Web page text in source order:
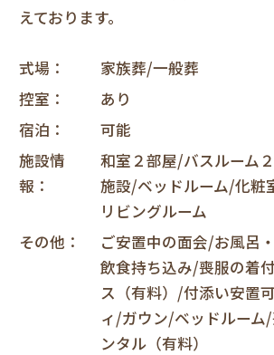
えております。
式場
家族葬/一般葬
控室
あり
宿泊
可能
施設情
報
和室２部屋/バスルーム
施設/ベッドルーム/化粧
リビングルーム
その他
ご安置中の面会/お風呂
飲食持ち込み/喪服の着
ス（有料）/付添い安置
ィ/ガウン/ベッドルーム
ンタル（有料）